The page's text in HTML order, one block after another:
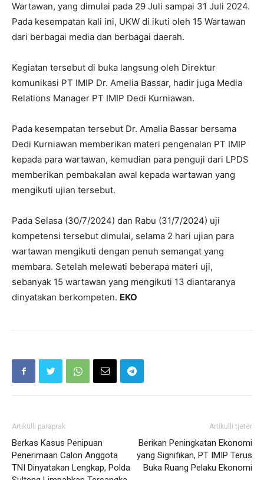
Wartawan, yang dimulai pada 29 Juli sampai 31 Juli 2024.
Pada kesempatan kali ini, UKW di ikuti oleh 15 Wartawan
dari berbagai media dan berbagai daerah.
Kegiatan tersebut di buka langsung oleh Direktur
komunikasi PT IMIP Dr. Amelia Bassar, hadir juga Media
Relations Manager PT IMIP Dedi Kurniawan.
Pada kesempatan tersebut Dr. Amalia Bassar bersama
Dedi Kurniawan memberikan materi pengenalan PT IMIP
kepada para wartawan, kemudian para penguji dari LPDS
memberikan pembakalan awal kepada wartawan yang
mengikuti ujian tersebut.
Pada Selasa (30/7/2024) dan Rabu (31/7/2024) uji
kompetensi tersebut dimulai, selama 2 hari ujian para
wartawan mengikuti dengan penuh semangat yang
membara. Setelah melewati beberapa materi uji,
sebanyak 15 wartawan yang mengikuti 13 diantaranya
dinyatakan berkompeten. EKO
Artikulli paraprak
Berkas Kasus Penipuan
Penerimaan Calon Anggota
TNI Dinyatakan Lengkap, Polda
Artikulli tjetër
Berikan Peningkatan Ekonomi
yang Signifikan, PT IMIP Terus
Buka Ruang Pelaku Ekonomi